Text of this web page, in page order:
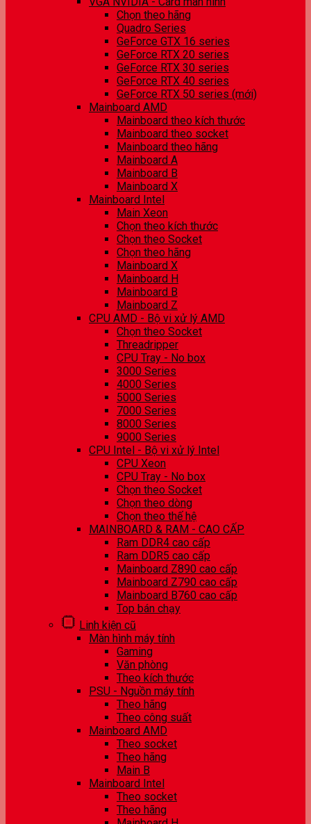
Chọn theo hãng
Quadro Series
GeForce GTX 16 series
GeForce RTX 20 series
GeForce RTX 30 series
GeForce RTX 40 series
GeForce RTX 50 series (mới)
Mainboard AMD
Mainboard theo kích thước
Mainboard theo socket
Mainboard theo hãng
Mainboard A
Mainboard B
Mainboard X
Mainboard Intel
Main Xeon
Chọn theo kích thước
Chọn theo Socket
Chọn theo hãng
Mainboard X
Mainboard H
Mainboard B
Mainboard Z
CPU AMD - Bộ vi xử lý AMD
Chọn theo Socket
Threadripper
CPU Tray - No box
3000 Series
4000 Series
5000 Series
7000 Series
8000 Series
9000 Series
CPU Intel - Bộ vi xử lý Intel
CPU Xeon
CPU Tray - No box
Chọn theo Socket
Chọn theo dòng
Chọn theo thế hệ
MAINBOARD & RAM - CAO CẤP
Ram DDR4 cao cấp
Ram DDR5 cao cấp
Mainboard Z890 cao cấp
Mainboard Z790 cao cấp
Mainboard B760 cao cấp
Top bán chạy
Linh kiện cũ
Màn hình máy tính
Gaming
Văn phòng
Theo kích thước
PSU - Nguồn máy tính
Theo hãng
Theo công suất
Mainboard AMD
Theo socket
Theo hãng
Main B
Mainboard Intel
Theo socket
Theo hãng